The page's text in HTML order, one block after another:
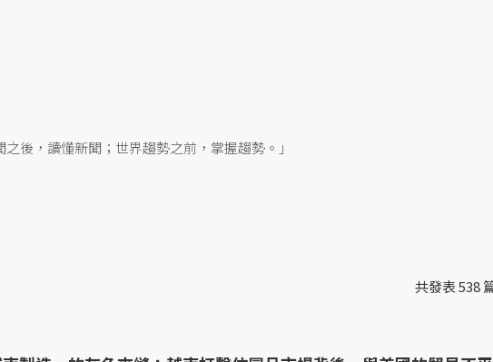
後，讀懂新聞；世界趨勢之前，掌握趨勢。」
共發表 538